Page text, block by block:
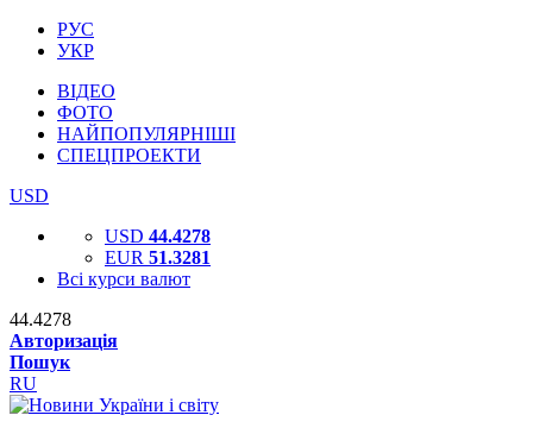
РУС
УКР
ВІДЕО
ФОТО
НАЙПОПУЛЯРНІШІ
СПЕЦПРОЕКТИ
USD
USD 44.4278
EUR 51.3281
Всі курси валют
44.4278
Авторизація
Пошук
RU